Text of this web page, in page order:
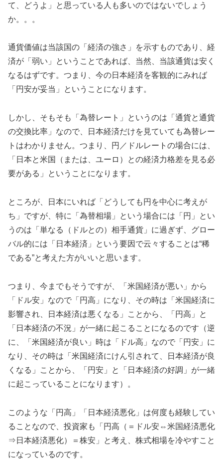
て、どうよ」と思っている人も多いのではないでしょう
か。。。
通貨価値は当該国の「経済の強さ」を示すものであり、経
済が「弱い」ということであれば、当然、当該通貨は安く
なるはずです。つまり、今の日本経済を客観的にみれば
「円安が妥当」ということになります。
しかし、そもそも「為替レート」というのは「通貨と通貨
の交換比率」なので、日本経済だけを見ていても為替レー
トはわかりません。つまり、円／ドルレートの場合には、
「日本と米国（または、ユーロ）との経済力格差を見る必
要がある」ということになります。
ところが、日本にいれば「どうしても円を中心に考えが
ち」ですが、特に「為替相場」という場合には「円」とい
うのは「単なる（ドルとの）相手通貨」に過ぎず、グロー
バル的には「日本経済」という要因で云々することは“稀
である”と考えた方がいいと思います。
つまり、今までもそうですが、「米国経済が悪い」から
「ドル安」なので「円高」になり、その時は「米国経済に
影響され、日本経済は悪くなる」ことから、「円高」と
「日本経済の不況」が一緒に起こることになるのです（逆
に、「米国経済が良い」時は「ドル高」なので「円安」に
なり、その時は「米国経済にけん引されて、日本経済が良
くなる」ことから、「円安」と「日本経済の好調」が一緒
に起こっていることになります）。
このような「円高」「日本経済悪化」は何度も経験してい
ることなので、投資家も「円高（＝ドル安⇔米国経済悪化
⇒日本経済悪化）＝株安」と考え、株式相場を冷やすこと
になっているのです。